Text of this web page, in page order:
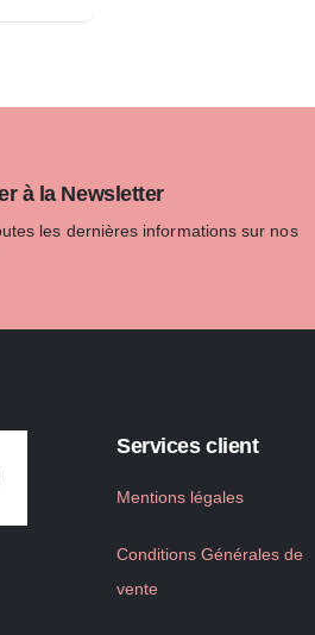
à la Newsletter
les dernières informations sur nos
Services client
Mentions légales
Conditions Générales de
vente